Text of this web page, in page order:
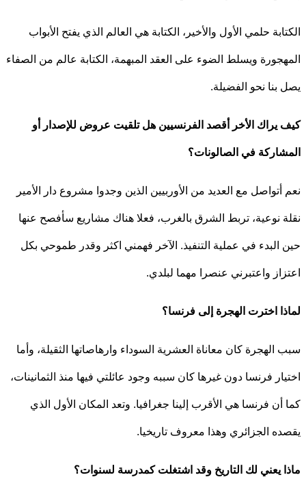
حلمي الأول والأخير، الكتابة هي العالم الذي يفتح الأبواب
ويسلط الضوء على العقد المبهمة، الكتابة عالم من الصفاء
نحو الفضيلة.
يراك الأخر أقصد الفرنسيين هل تلقيت عروض للإصدار أو
في الصالونات؟
مع العديد من الأوربيين الذين وجدوا مشروع دار الأمير
نوعية، تربط الشرق بالغرب، فعلا هناك مشاريع سأفصح عنها
في عملية التنفيذ. الآخر فهمني اكثر وقدر طموحي بكل
واعتبرني عنصرا مهما لبلدي.
اخترت الهجرة إلى فرنسا؟
كان معاناة العشرية السوداء وارهاصاتها الثقيلة، وأما
فرنسا دون غيرها كان سببه وجود عائلتي فيها منذ الثمانينات،
فرنسا هي الأقرب إلينا جغرافيا. وتعد المكان الأول الذي
الجزائري وهذا معروف تاريخيا.
يعني لك التاريخ وقد اشتغلت كمدرسة لسنوات؟